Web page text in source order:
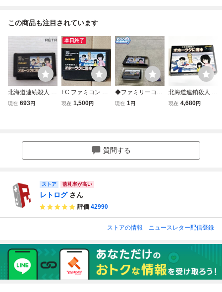
この商品も注目されています
北海道連続殺人 オ
ホーツクに消ゆ フ
現在 693円
本日終了
FC ファミコン オ
ホーツクに消ゆ 北
現在 1,500円
◆ファミリーコン
ピューター/ファミ
現在 1円
北海道連鎖殺人 オ
ホーツクに消ゆ
現在 4,680円
質問する
ストア 落札率が高い
レトログ さん
評価 42990
ストアの情報 ニュースレター配信登録